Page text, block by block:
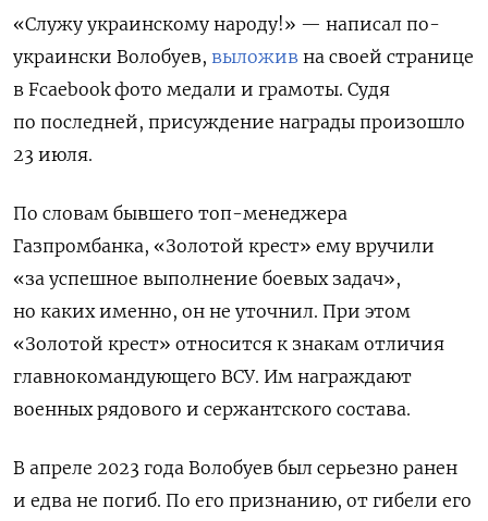
«Служу украинскому народу!» — написал по-
украински Волобуев, выложив на своей странице
в Fcaebook фото медали и грамоты. Судя
по последней, присуждение награды произошло
23 июля.
По словам бывшего топ-менеджера
Газпромбанка, «Золотой крест» ему вручили
«за успешное выполнение боевых задач»,
но каких именно, он не уточнил. При этом
«Золотой крест» относится к знакам отличия
главнокомандующего ВСУ. Им награждают
военных рядового и сержантского состава.
В апреле 2023 года Волобуев был серьезно ранен
и едва не погиб. По его признанию, от гибели его